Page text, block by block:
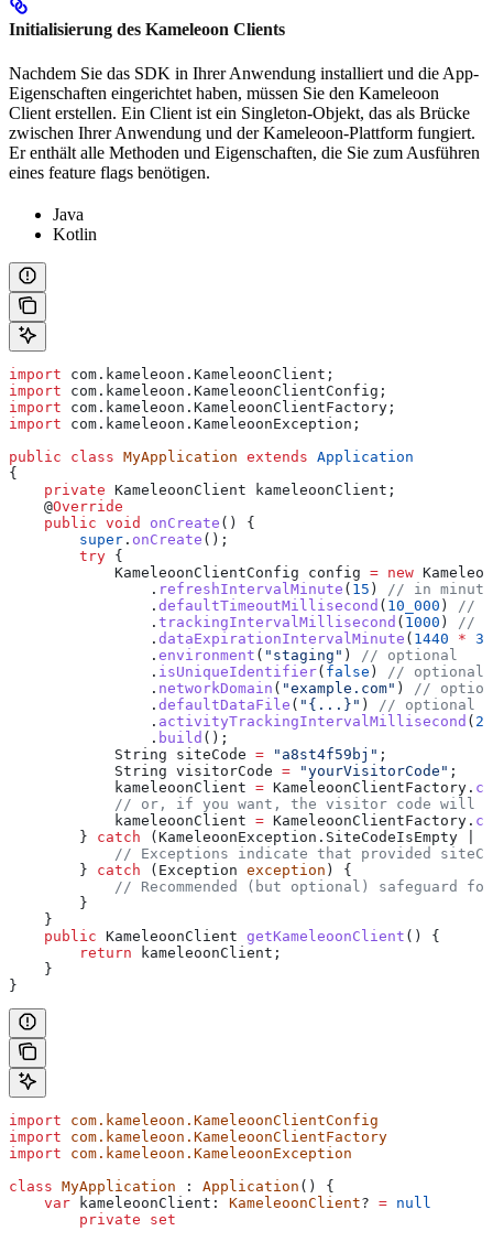
Initialisierung des Kameleoon Clients
Nachdem Sie das SDK in Ihrer Anwendung installiert und die App-
Eigenschaften eingerichtet haben, müssen Sie den Kameleoon
Client erstellen. Ein Client ist ein Singleton-Objekt, das als Brücke
zwischen Ihrer Anwendung und der Kameleoon-Plattform fungiert.
Er enthält alle Methoden und Eigenschaften, die Sie zum Ausführen
eines feature flags benötigen.
Java
Kotlin
import com.kameleoon.KameleoonClient;
import com.kameleoon.KameleoonClientConfig;
import com.kameleoon.KameleoonClientFactory;
import com.kameleoon.KameleoonException;
public class MyApplication extends Application
{
    private
KameleoonClient kameleoonClient ;
    @
Override
    public
void onCreate () {
        super
. onCreate ();
        try
{
            KameleoonClientConfig
config = new
                .
refreshIntervalMinute ( 15 )
// in
                .
defaultTimeoutMillisecond ( 10_000 )
//
                .
trackingIntervalMillisecond ( 1000 )
//
                .
dataExpirationIntervalMinute ( 1440 *
                .
environment ( "staging" )
// optional
                .
isUniqueIdentifier( false )
// optional,
                .
networkDomain ( "example.com" )
//
                .
defaultDataFile ( "{...}" )
// optional
                .
activityTrackingIntervalMillisecond (
                .
build ();
            String
siteCode = "a8st4f59bj" ;
            String
visitorCode = "yourVisitorCode" ;
            kameleoonClient
= KameleoonClientFactory .
// or, if you want, the visitor code will
            kameleoonClient
= KameleoonClientFactory .
        }
catch (KameleoonException.SiteCodeIsEmpty
// Exceptions indicate that provided
        }
catch ( Exception exception ) {
// Recommended (but optional) safeguard
        }
    }
    public
KameleoonClient getKameleoonClient () {
        return
kameleoonClient;
    }
}
import com.kameleoon.KameleoonClientConfig
import com.kameleoon.KameleoonClientFactory
import com.kameleoon.KameleoonException
class MyApplication : Application () {
    var
kameleoonClient: KameleoonClient? = null
        private
set